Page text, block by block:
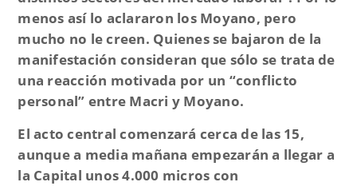
menos así lo aclararon los Moyano, pero
mucho no le creen. Quienes se bajaron de la
manifestación consideran que sólo se trata de
una reacción motivada por un “conflicto
personal” entre Macri y Moyano.
El acto central comenzará cerca de las 15,
aunque a media mañana empezarán a llegar a
la Capital unos 4.000 micros con